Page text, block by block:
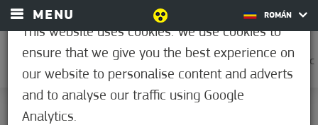
MENU ROMÁN
36,1°C
ACASĂ
UNDE, CUM
This website uses cookies. We use cookies to
ensure that we give you the best experience on
our website to personalise content and adverts
and to analyse our traffic using Google
Analytics.